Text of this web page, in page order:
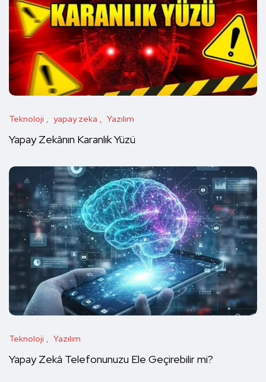
Teknoloji yapay zeka Yazılım
Yapay Zekânın Karanlık Yüzü
Teknoloji Yazılım
Yapay Zekâ Telefonunuzu Ele Geçirebilir mi?